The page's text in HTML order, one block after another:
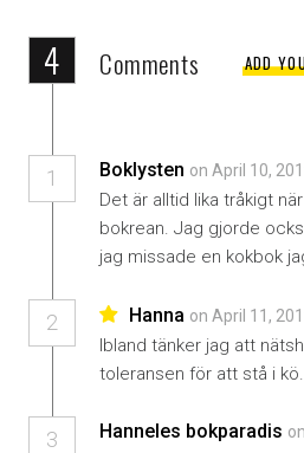
4 Comments ADD
1 Boklysten on April 10,
Det är alltid lika tråkigt
bokrean. Jag gjorde
jag missade en kokbok
2 Hanna on April 11,
Ibland tänker jag att
toleransen för att stå i kö.
3 Hanneles bokparadis